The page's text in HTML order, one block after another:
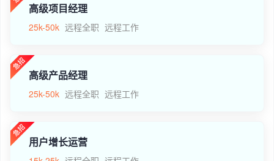
高级项目经理
25k-50k 远程全职 远程工作
高级产品经理
25k-50k 远程全职 远程工作
用户增长运营